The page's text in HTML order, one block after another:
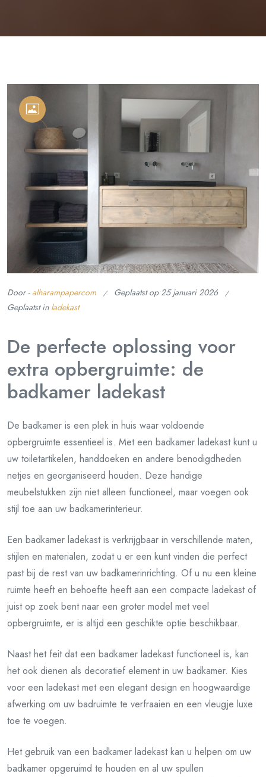
Door - alharampapercom Geplaatst op25 januari 2026
Geplaatst in ladekast
De perfecte oplossing voor
extra opbergruimte: de
badkamer ladekast
De badkamer is een plek in huis waar voldoende
opbergruimte essentieel is. Met een badkamer ladekast kunt u
uw toiletartikelen, handdoeken en andere benodigdheden
netjes en georganiseerd houden. Deze handige
meubelstukken zijn niet alleen functioneel, maar voegen ook
stijl toe aan uw badkamerinterieur.
Een badkamer ladekast is verkrijgbaar in verschillende maten,
stijlen en materialen, zodat u er een kunt vinden die perfect
past bij de rest van uw badkamerinrichting. Of u nu een kleine
ruimte heeft en behoefte heeft aan een compacte ladekast of
juist op zoek bent naar een groter model met veel
opbergruimte, er is altijd een geschikte optie beschikbaar.
Naast het feit dat een badkamer ladekast functioneel is, kan
het ook dienen als decoratief element in uw badkamer. Kies
voor een ladekast met een elegant design en hoogwaardige
afwerking om uw badruimte te verfraaien en een vleugje luxe
toe te voegen.
Het gebruik van een badkamer ladekast kan u helpen om uw
badkamer opgeruimd te houden en al uw spullen